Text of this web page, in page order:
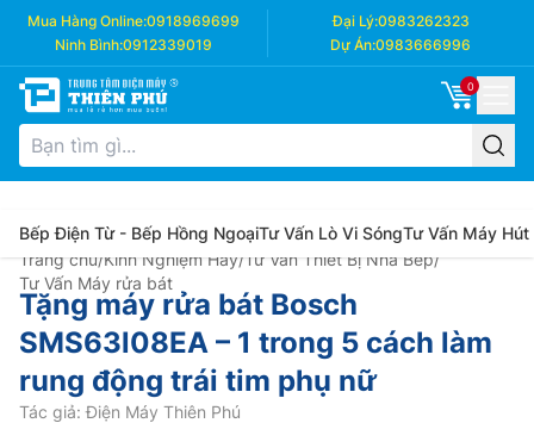
Mua Hàng Online:0918969699 Đại Lý:0983262323
Ninh Bình:0912339019 Dự Án:0983666996
0
Bếp Điện Từ - Bếp Hồng NgoạiTư Vấn Lò Vi SóngTư Vấn Máy Hút
Trang chủ/Kinh Nghiệm Hay/Tư Vấn Thiết Bị Nhà Bếp/
Tư Vấn Máy rửa bát
Tặng máy rửa bát Bosch
SMS63l08EA – 1 trong 5 cách làm
rung động trái tim phụ nữ
Tác giả: Điện Máy Thiên Phú